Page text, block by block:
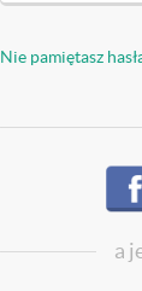
Nie pamiętasz
a